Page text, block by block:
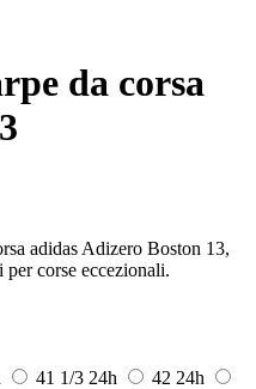
da corsa
adidas Adizero Boston 13,
per corse eccezionali.
41 1/3 24h 42 24h